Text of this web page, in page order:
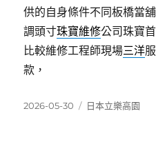
供的自身條件不同板橋當
調頭寸珠寶維修公司珠寶
比較維修工程師現場三洋
款，
發
2026-05-30
分
日本立樂高園